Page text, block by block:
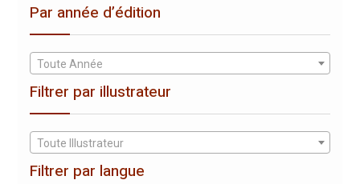
Par année d’édition
Toute Année
Filtrer par illustrateur
Toute Illustrateur
Filtrer par langue